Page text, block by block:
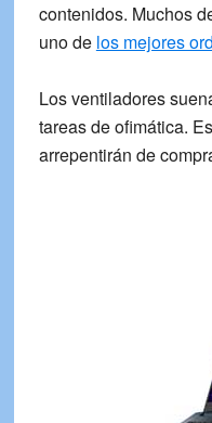
contenidos. Muchos
uno de los mejores
Losventiladores
tareas de ofimática.
arrepentirán de